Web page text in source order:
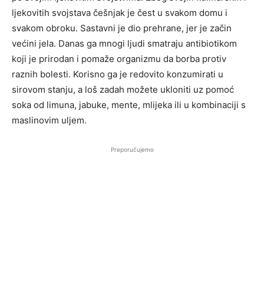
ljekovitih svojstava češnjak je čest u svakom domu i
svakom obroku. Sastavni je dio prehrane, jer je začin
većini jela. Danas ga mnogi ljudi smatraju antibiotikom
koji je prirodan i pomaže organizmu da borba protiv
raznih bolesti. Korisno ga je redovito konzumirati u
sirovom stanju, a loš zadah možete ukloniti uz pomoć
soka od limuna, jabuke, mente, mlijeka ili u kombinaciji s
maslinovim uljem.
Preporučujemo